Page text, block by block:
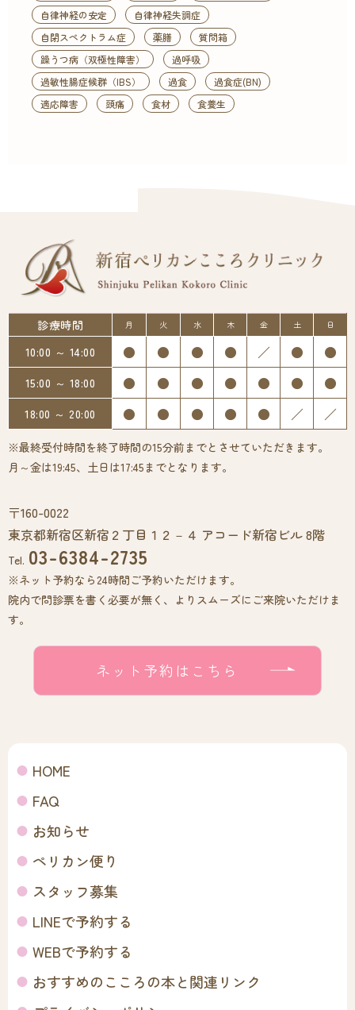
自律神経の安定
自律神経失調症
自閉スペクトラム症
薬膳
質問箱
躁うつ病（双極性障害）
過呼吸
過敏性腸症候群（IBS）
過食
過食症(BN)
適応障害
頭痛 食材 食養生
診療時間 月 火 水 木 金 土 日
10:00 ～ 14:00 ● ● ● ● ／ ● ●
15:00 ～ 18:00 ● ● ● ● ● ● ●
18:00 ～ 20:00 ● ● ● ● ● ／ ／
※最終受付時間を終了時間の15分前までとさせていただきます。
月～金は19:45、土日は17:45までとなります。
〒160-0022
東京都新宿区新宿２丁目１２－４ アコード新宿ビル 8階
Tel. 03-6384-2735
※ネット予約なら24時間ご予約いただけます。
院内で問診票を書く必要が無く、よりスムーズにご来院いただけま
す。
ネット予約はこちら
HOME
FAQ
お知らせ
ペリカン便り
スタッフ募集
LINEで予約する
WEBで予約する
おすすめのこころの本と関連リンク